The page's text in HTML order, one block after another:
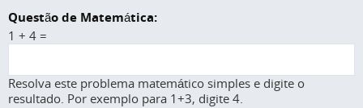
Questão de Matemática:
1 + 4 =
Resolva este problema matemático simples e digite o
resultado. Por exemplo para 1+3, digite 4.